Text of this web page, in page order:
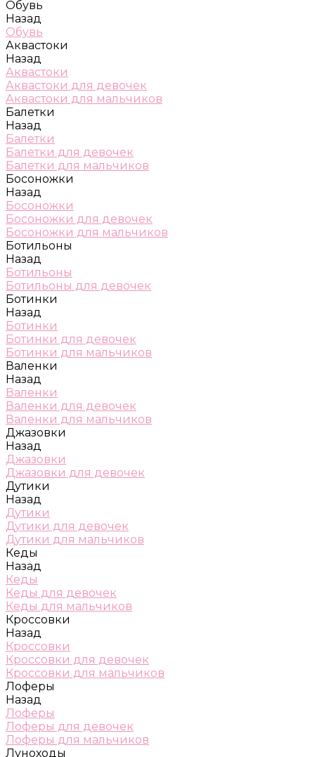
Обувь
Назад
Обувь
Аквастоки
Назад
Аквастоки
Аквастоки для девочек
Аквастоки для мальчиков
Балетки
Назад
Балетки
Балетки для девочек
Балетки для мальчиков
Босоножки
Назад
Босоножки
Босоножки для девочек
Босоножки для мальчиков
Ботильоны
Назад
Ботильоны
Ботильоны для девочек
Ботинки
Назад
Ботинки
Ботинки для девочек
Ботинки для мальчиков
Валенки
Назад
Валенки
Валенки для девочек
Валенки для мальчиков
Джазовки
Назад
Джазовки
Джазовки для девочек
Дутики
Назад
Дутики
Дутики для девочек
Дутики для мальчиков
Кеды
Назад
Кеды
Кеды для девочек
Кеды для мальчиков
Кроссовки
Назад
Кроссовки
Кроссовки для девочек
Кроссовки для мальчиков
Лоферы
Назад
Лоферы
Лоферы для девочек
Лоферы для мальчиков
Луноходы